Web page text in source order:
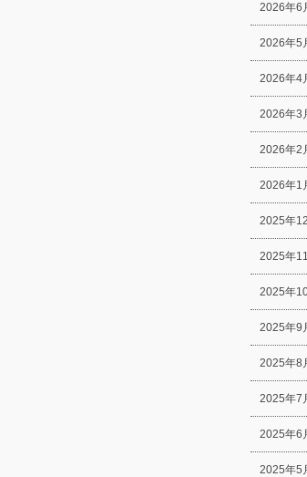
2026年6
2026年5
2026年4
2026年3
2026年2
2026年1
2025年
2025年
2025年
2025年9
2025年8
2025年7
2025年6
2025年5